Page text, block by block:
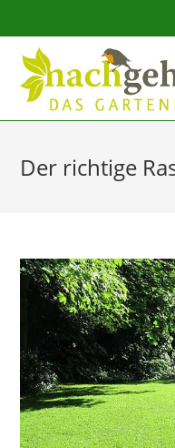
Sidebar-
Inhalt
Der richtige